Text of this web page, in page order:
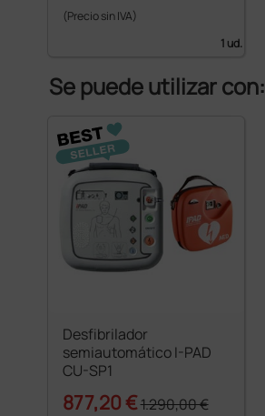
(Precio sin IVA)
1 ud.
Se puede utilizar con:
Desfibrilador
semiautomático I-PAD
CU-SP1
877,20 €1.290,00 €